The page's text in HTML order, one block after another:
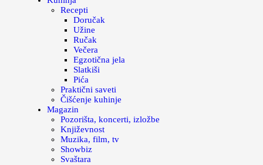
Recepti
Doručak
Užine
Ručak
Večera
Egzotična jela
Slatkiši
Pića
Praktični saveti
Čišćenje kuhinje
Magazin
Pozorišta, koncerti, izložbe
Književnost
Muzika, film, tv
Showbiz
Svaštara